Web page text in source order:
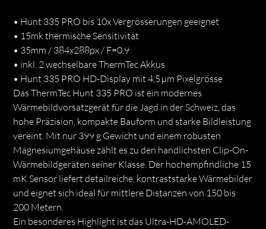
• Hunt 335 PRO bis 10x Vergrösserungen geeignet
• 15mk thermische Sensitivität
• 35mm / 384x288px / F=0.9
• inkl. 2 wechselbare ThermTec Akkus
• Hunt 335 PRO HD-Display mit 4,5 µm Pixelgrösse
Das ThermTec Hunt 335 PRO ist ein modernes
Wärmebildvorsatzgerät für die Jagd in der Schweiz, das
hohe Präzision, kompakte Bauform und starke Bildleistung
vereint. Mit nur 399 g Gewicht und einem robusten
Magnesiumgehäuse zählt es zu den handlichsten Clip-On-
Wärmebildgeräten seiner Klasse. Der hochempfindliche 15
mK Sensor liefert detailreiche, kontraststarke Wärmebilder
und eignet sich ideal für mittlere Distanzen von 150 bis
200 Metern.
Ein besonderes Highlight ist das Ultra-HD-AMOLED-